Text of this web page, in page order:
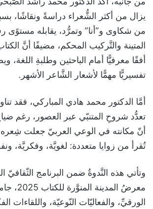
يزال من أكثر الشُّعراء دراسةً ونقاشًا،
من شكاوى و”أنا” وتمرُّد، يقابله مستوًى
المتينة والتَّركيب المحكم، مضيفًا أنَّ
أفقًا معرفيًّا أمام الباحثين وطلبةِ اللغة،
تفسيريًّا مهمًّا لأشعار الشَّاعر الأشهر.
أمَّا الدكتور محمد هادي المباركي، فقد
تعدُّد شروحِ المتنبّي عبر العصور، رغم ضياعِ
أنّ مكانته في الوعي العربيّ جعلت شِعره
تُقرأ من زوايا متعددة: لغويَّة، وفكريَّة،
وتأتي هذه النَّدوةُ ضمن البرنامج الثّقافيّ
معرضُ
الورقيِّ، والفعاليّات النّوعيّة، واللقاءات